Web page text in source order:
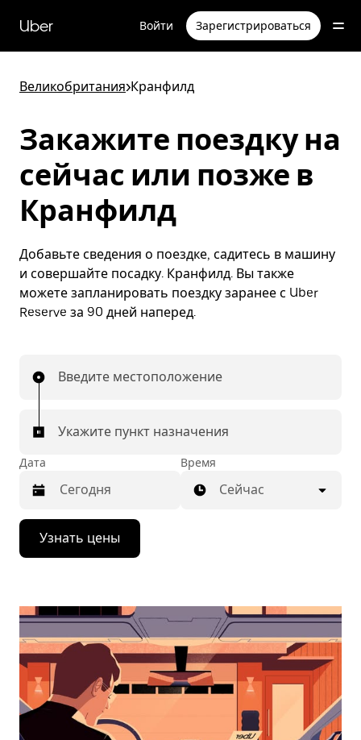
перейти
к
содержимому
Uber Войти Зарегистрироваться
Великобритания>Кранфилд
Закажите поездку на
сейчас или позже в
Кранфилд
Добавьте сведения о поездке, садитесь в машину
и совершайте посадку. Кранфилд. Вы также
можете запланировать поездку заранее с Uber
Reserve за 90 дней наперед.
Введите местоположение
Укажите пункт назначения
Дата
Нажмите
стрелку
вниз,
календарю
выбрать
дату.
Чтобы
закрыть
календарь,
нажмите
Esc.
Время
Сейчас
Узнать цены